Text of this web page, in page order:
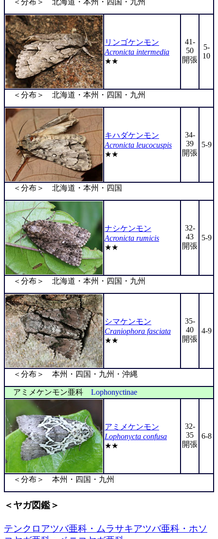
＜分布＞ 北海道・本州・四国・九州
リンゴケンモン
Acronicta intermedia
★★
41-
50
開張
5-
10
＜分布＞ 北海道・本州・四国・九州
キハダケンモン
Acronicta leucocuspis
★★
34-
39
開張
5-9
＜分布＞ 北海道・本州・四国
ナシケンモン
Acronicta rumicis
★★
32-
43
開張
5-9
＜分布＞ 北海道・本州・四国・九州
シマケンモン
Craniophora fasciata
★★
35-
40
開張
4-9
＜分布＞ 本州・四国・九州・沖縄
アミメケンモン亜科 Lophonyctinae
アミメケンモン
Lophonycta confusa
★★
32-
35
開張
6-8
＜分布＞ 本州・四国・九州
＜ヤガ図鑑＞
テンクロアツバ亜科・ムラサキアツバ亜科・ホソ